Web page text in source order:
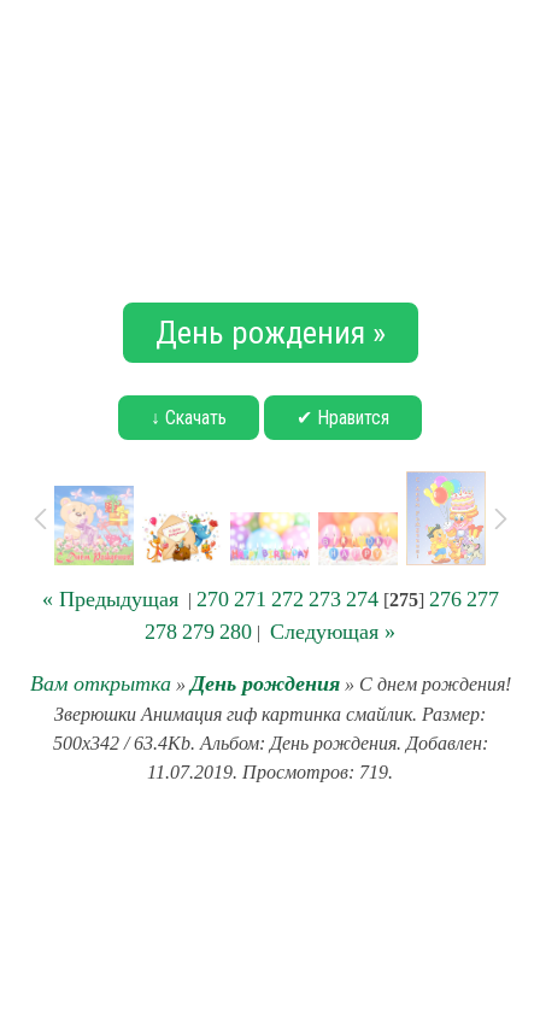
День рождения »
↓ Скачать ✔ Нравится
« Предыдущая| 270 271 272 273 274[275] 276 277
278 279 280 | Следующая »
Вам открытка» День рождения» С днем рождения!
Зверюшки Анимация гиф картинка смайлик. Размер:
500x342 / 63.4Kb. Альбом: День рождения. Добавлен:
11.07.2019. Просмотров: 719.